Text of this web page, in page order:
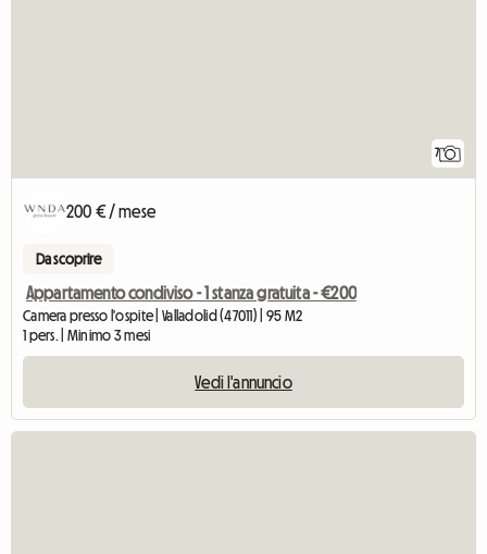
7
200 € / mese
Da scoprire
Appartamento condiviso - 1 stanza gratuita - €200
Camera presso l'ospite | Valladolid (47011) | 95 M2
1 pers. | Minimo 3 mesi
Vedi l'annuncio